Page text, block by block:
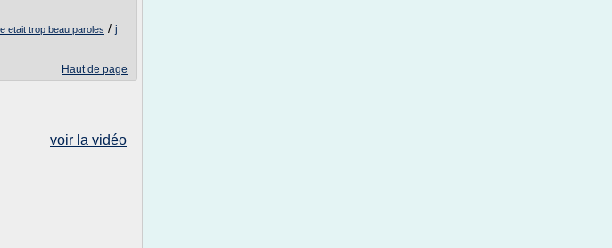
etait trop beau paroles / j
Haut de page
voir la vidéo